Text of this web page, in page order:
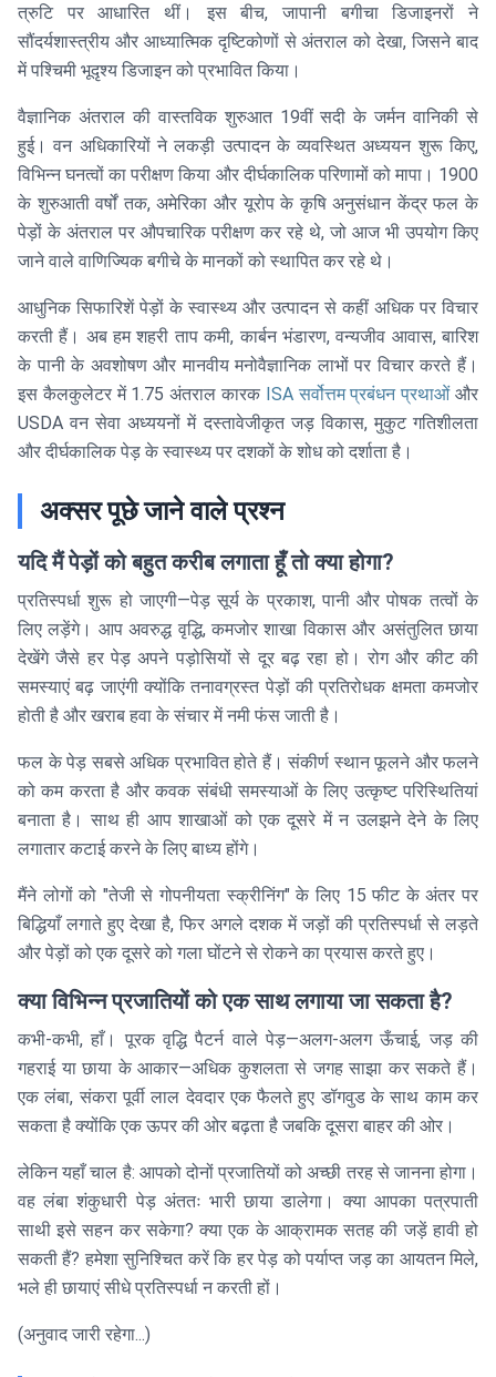
त्रुटि पर आधारित थीं। इस बीच, जापानी बगीचा डिजाइनरों ने
सौंदर्यशास्त्रीय और आध्यात्मिक दृष्टिकोणों से अंतराल को देखा, जिसने बाद
में पश्चिमी भूदृश्य डिजाइन को प्रभावित किया।
वैज्ञानिक अंतराल की वास्तविक शुरुआत 19वीं सदी के जर्मन वानिकी से
हुई। वन अधिकारियों ने लकड़ी उत्पादन के व्यवस्थित अध्ययन शुरू किए,
विभिन्न घनत्वों का परीक्षण किया और दीर्घकालिक परिणामों को मापा। 1900
के शुरुआती वर्षों तक, अमेरिका और यूरोप के कृषि अनुसंधान केंद्र फल के
पेड़ों के अंतराल पर औपचारिक परीक्षण कर रहे थे, जो आज भी उपयोग किए
जाने वाले वाणिज्यिक बगीचे के मानकों को स्थापित कर रहे थे।
आधुनिक सिफारिशें पेड़ों के स्वास्थ्य और उत्पादन से कहीं अधिक पर विचार
करती हैं। अब हम शहरी ताप कमी, कार्बन भंडारण, वन्यजीव आवास, बारिश
के पानी के अवशोषण और मानवीय मनोवैज्ञानिक लाभों पर विचार करते हैं।
इस कैलकुलेटर में 1.75 अंतराल कारक ISA सर्वोत्तम प्रबंधन प्रथाओंऔर
USDA वन सेवा अध्ययनों में दस्तावेजीकृत जड़ विकास, मुकुट गतिशीलता
और दीर्घकालिक पेड़ के स्वास्थ्य पर दशकों के शोध को दर्शाता है।
अक्सर पूछे जाने वाले प्रश्न
यदि मैं पेड़ों को बहुत करीब लगाता हूँ तो क्या होगा?
प्रतिस्पर्धा शुरू हो जाएगी—पेड़ सूर्य के प्रकाश, पानी और पोषक तत्वों के
लिए लड़ेंगे। आप अवरुद्ध वृद्धि, कमजोर शाखा विकास और असंतुलित छाया
देखेंगे जैसे हर पेड़ अपने पड़ोसियों से दूर बढ़ रहा हो। रोग और कीट की
समस्याएं बढ़ जाएंगी क्योंकि तनावग्रस्त पेड़ों की प्रतिरोधक क्षमता कमजोर
होती है और खराब हवा के संचार में नमी फंस जाती है।
फल के पेड़ सबसे अधिक प्रभावित होते हैं। संकीर्ण स्थान फूलने और फलने
को कम करता है और कवक संबंधी समस्याओं के लिए उत्कृष्ट परिस्थितियां
बनाता है। साथ ही आप शाखाओं को एक दूसरे में न उलझने देने के लिए
लगातार कटाई करने के लिए बाध्य होंगे।
मैंने लोगों को "तेजी से गोपनीयता स्क्रीनिंग" के लिए 15 फीट के अंतर पर
बिद्धियाँ लगाते हुए देखा है, फिर अगले दशक में जड़ों की प्रतिस्पर्धा से लड़ते
और पेड़ों को एक दूसरे को गला घोंटने से रोकने का प्रयास करते हुए।
क्या विभिन्न प्रजातियों को एक साथ लगाया जा सकता है?
कभी-कभी, हाँ। पूरक वृद्धि पैटर्न वाले पेड़—अलग-अलग ऊँचाई, जड़ की
गहराई या छाया के आकार—अधिक कुशलता से जगह साझा कर सकते हैं।
एक लंबा, संकरा पूर्वी लाल देवदार एक फैलते हुए डॉगवुड के साथ काम कर
सकता है क्योंकि एक ऊपर की ओर बढ़ता है जबकि दूसरा बाहर की ओर।
लेकिन यहाँ चाल है: आपको दोनों प्रजातियों को अच्छी तरह से जानना होगा।
वह लंबा शंकुधारी पेड़ अंततः भारी छाया डालेगा। क्या आपका पत्रपाती
साथी इसे सहन कर सकेगा? क्या एक के आक्रामक सतह की जड़ें हावी हो
सकती हैं? हमेशा सुनिश्चित करें कि हर पेड़ को पर्याप्त जड़ का आयतन मिले,
भले ही छायाएं सीधे प्रतिस्पर्धा न करती हों।
(अनुवाद जारी रहेगा...)